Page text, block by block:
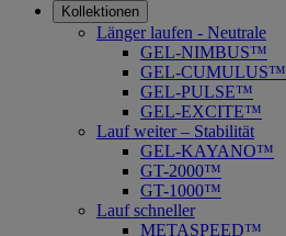
Kollektionen
Länger laufen - Neutrale
GEL-NIMBUS™
GEL-CUMULUS™
GEL-PULSE™
GEL-EXCITE™
Lauf weiter – Stabilität
GEL-KAYANO™
GT-2000™
GT-1000™
Lauf schneller
METASPEED™